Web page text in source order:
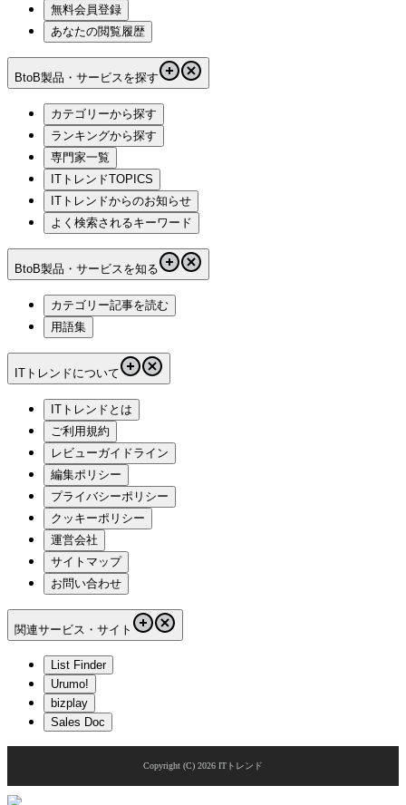
無料会員登録
あなたの閲覧履歴
BtoB製品・サービスを探す
カテゴリーから探す
ランキングから探す
専門家一覧
ITトレンドTOPICS
ITトレンドからのお知らせ
よく検索されるキーワード
BtoB製品・サービスを知る
カテゴリー記事を読む
用語集
ITトレンドについて
ITトレンドとは
ご利用規約
レビューガイドライン
編集ポリシー
プライバシーポリシー
クッキーポリシー
運営会社
サイトマップ
お問い合わせ
関連サービス・サイト
List Finder
Urumo!
bizplay
Sales Doc
Copyright (C) 2026 ITトレンド